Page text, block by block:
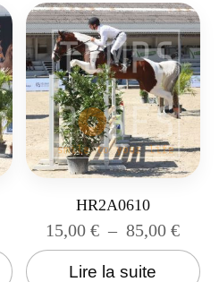
HR2A0610
15,00€ – 85,00€
Lire la suite